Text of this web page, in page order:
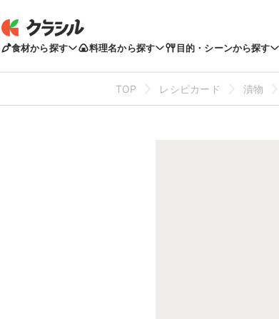
食材から探す 料理名から探す 目的・シーンから探す
TOP レシピカード 漬物